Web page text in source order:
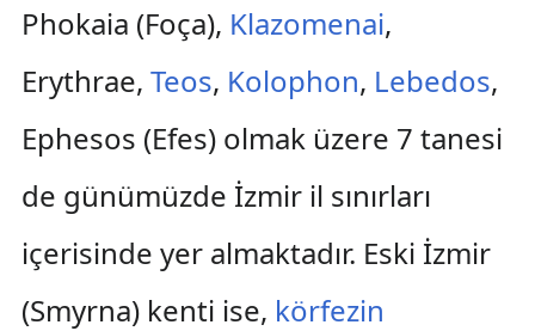
Phokaia (Foça), Klazomenai,
Erythrae, Teos, Kolophon, Lebedos,
Ephesos (Efes) olmak üzere 7 tanesi
de günümüzde İzmir il sınırları
içerisinde yer almaktadır. Eski İzmir
(Smyrna) kenti ise, körfezin